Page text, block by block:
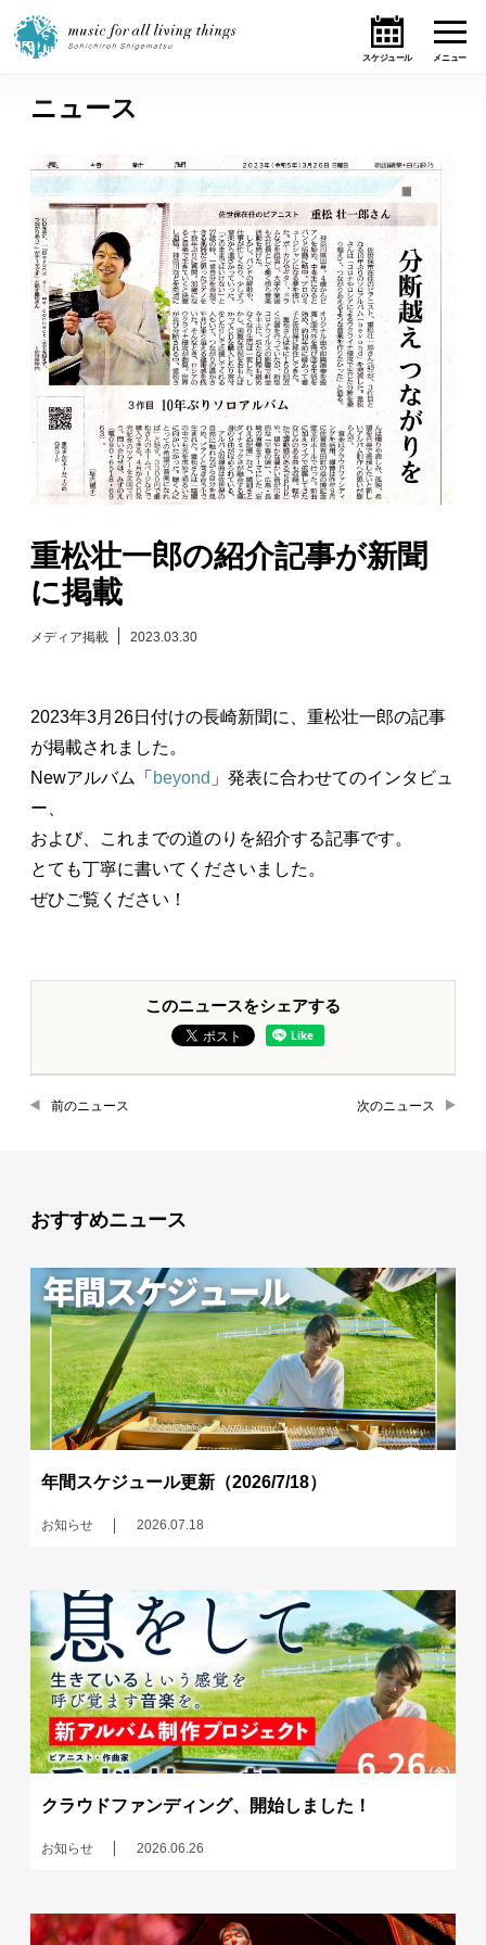
ホーム
ニュース
テーマ
ライブ・スケジュール
作品
オンライン・ショップ
ギャラリー
Specials
プロフィール
演奏依頼
お問い合わせ
ニュース
重松壮一郎の紹介記事が新聞
に掲載
メディア掲載 2023.03.30
2023年3月26日付けの長崎新聞に、重松壮一郎の記事
が掲載されました。
Newアルバム「 beyond 」発表に合わせてのインタビュ
ー、
および、これまでの道のりを紹介する記事です。
とても丁寧に書いてくださいました。
ぜひご覧ください！
このニュースをシェアする
前のニュース 次のニュース
おすすめニュース
年間スケジュール更新（2026/7/18）
お知らせ 2026.07.18
クラウドファンディング、開始しました！
お知らせ 2026.06.26